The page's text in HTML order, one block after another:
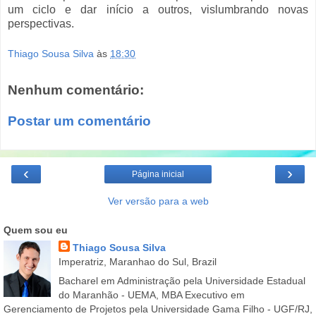
um ciclo e dar início a outros, vislumbrando novas
perspectivas.
Thiago Sousa Silva às 18:30
Nenhum comentário:
Postar um comentário
‹ ›
Página inicial
Ver versão para a web
Quem sou eu
Thiago Sousa Silva
Imperatriz, Maranhao do Sul, Brazil
Bacharel em Administração pela Universidade Estadual
do Maranhão - UEMA, MBA Executivo em
Gerenciamento de Projetos pela Universidade Gama Filho - UGF/RJ,